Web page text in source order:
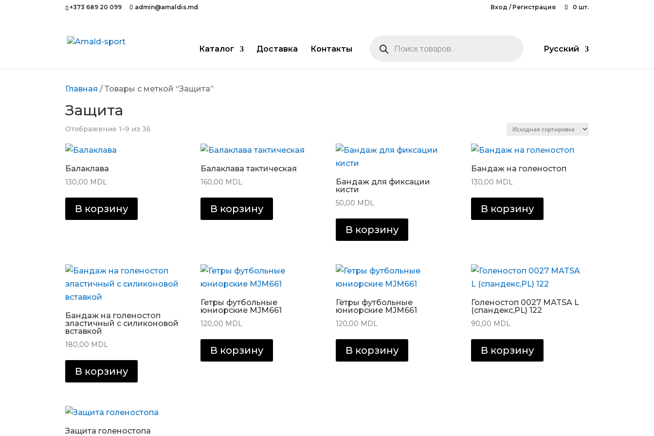
+373 689 20 099 admin@amaldis.md Вход / Регистрация 0 шт.
Каталог Доставка Контакты товаров Русский
Главная / Товары с меткой “Защита”
Защита
Отображение 1–9 из 36
Балаклава
130,00 MDL
В корзину
Балаклава тактическая
160,00 MDL
В корзину
Бандаж для фиксации
кисти
50,00 MDL
В корзину
Бандаж на голеностоп
130,00 MDL
В корзину
Бандаж на голеностоп
эластичный с силиконовой
вставкой
180,00 MDL
В корзину
Гетры футбольные
юниорские MJM661
120,00 MDL
В корзину
Гетры футбольные
юниорские MJM661
120,00 MDL
В корзину
Голеностоп 0027 MATSA L
(спандекс,PL) 122
90,00 MDL
В корзину
Защита голеностопа